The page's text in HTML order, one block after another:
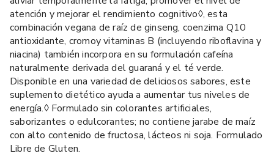
atención y mejorar el rendimiento cognitivo◊, esta
combinación vegana de raíz de ginseng, coenzima Q10
antioxidante, cromoy vitaminas B (incluyendo riboflavina y
niacina) también incorpora en su formulación cafeína
naturalmente derivada del guaraná y el té verde.
Disponible en una variedad de deliciosos sabores, este
suplemento dietético ayuda a aumentar tus niveles de
energía.◊ Formulado sin colorantes artificiales,
saborizantes o edulcorantes; no contiene jarabe de maíz
con alto contenido de fructosa, lácteos ni soja. Formulado
Libre de Gluten.